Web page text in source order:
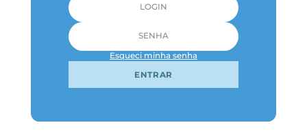
Esqueci minha senha
ENTRAR